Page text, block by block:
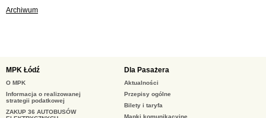
Archiwum
MPK Łódź
O MPK
Informacja o realizowanej
strategii podatkowej
ZAKUP 36 AUTOBUSÓW
Dla Pasażera
Aktualności
Przepisy ogólne
Bilety i taryfa
Mapki komunikacyjne